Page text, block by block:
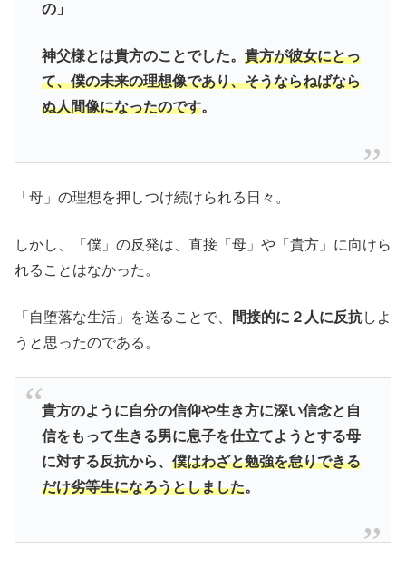
の」
神父様とは貴方のことでした。 貴方が彼女にとっ
て、僕の未来の理想像であり、そうならねばなら
ぬ人間像になったのです。
「母」の理想を押しつけ続けられる日々。
しかし、「僕」の反発は、直接「母」や「貴方」に向けら
れることはなかった。
「自堕落な生活」を送ることで、 間接的に２人に反抗しよ
うと思ったのである。
貴方のように自分の信仰や生き方に深い信念と自
信をもって生きる男に息子を仕立てようとする母
に対する反抗から、 僕はわざと勉強を怠りできる
だけ劣等生になろうとしました。